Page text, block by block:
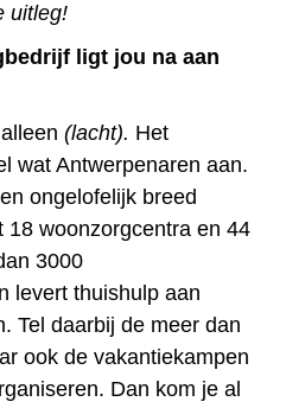
uitleg!
ligt jou na aan
(lacht). Het
wat Antwerpenaren aan.
ongelofelijk breed
18 woonzorgcentra en 44
3000
levert thuishulp aan
Tel daarbij de meer dan
ook de vakantiekampen
Dan kom je al